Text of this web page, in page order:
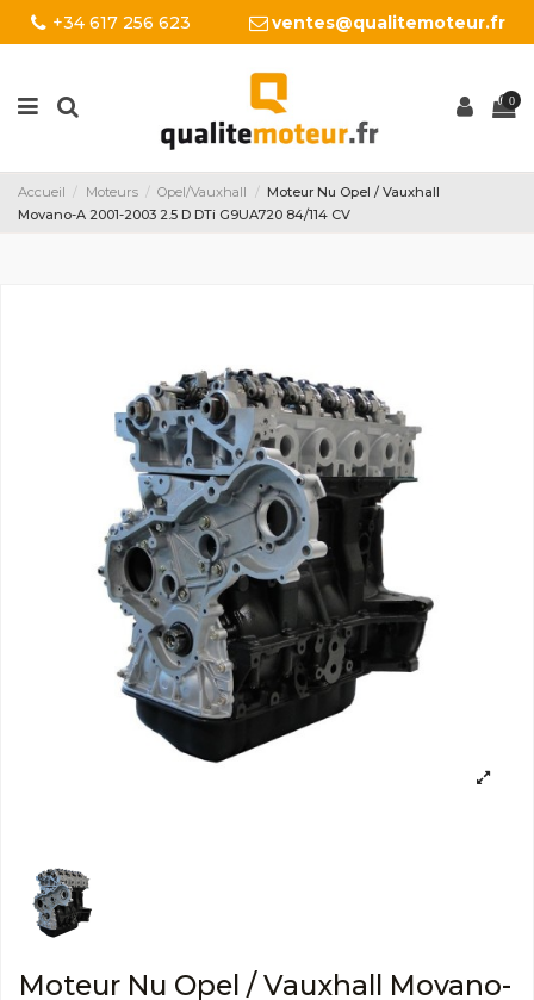
+34 617 256 623 ventes@qualitemoteur.fr
0
Accueil Moteurs Opel/Vauxhall
Moteur Nu Opel / Vauxhall
Movano-A 2001-2003 2.5 D DTi G9UA720 84/114 CV
Moteur Nu Opel / Vauxhall Movano-